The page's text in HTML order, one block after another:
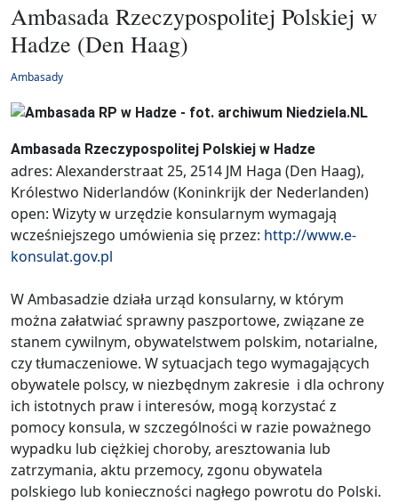
Ambasada Rzeczypospolitej Polskiej w
Hadze (Den Haag)
Ambasady
Ambasada Rzeczypospolitej Polskiej w Hadze
adres: Alexanderstraat 25, 2514 JM Haga (Den Haag),
Królestwo Niderlandów (Koninkrijk der Nederlanden)
open: Wizyty w urzędzie konsularnym wymagają
wcześniejszego umówienia się przez: http://www.e-
konsulat.gov.pl
W Ambasadzie działa urząd konsularny, w którym
można załatwiać sprawny paszportowe, związane ze
stanem cywilnym, obywatelstwem polskim, notarialne,
czy tłumaczeniowe. W sytuacjach tego wymagających
obywatele polscy, w niezbędnym zakresie i dla ochrony
ich istotnych praw i interesów, mogą korzystać z
pomocy konsula, w szczególności w razie poważnego
wypadku lub ciężkiej choroby, aresztowania lub
zatrzymania, aktu przemocy, zgonu obywatela
polskiego lub konieczności nagłego powrotu do Polski.